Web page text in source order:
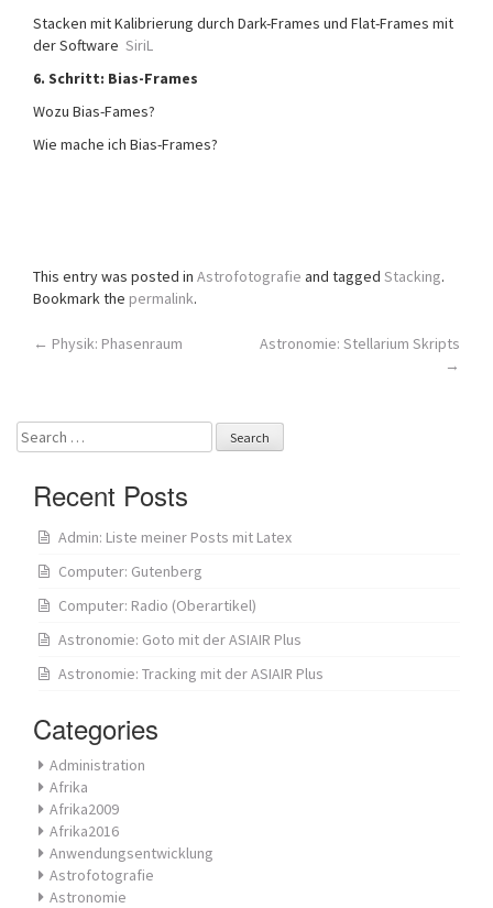
Stacken mit Kalibrierung durch Dark-Frames und Flat-Frames mit
der Software SiriL
6. Schritt: Bias-Frames
Wozu Bias-Fames?
Wie mache ich Bias-Frames?
This entry was posted in Astrofotografie and tagged Stacking.
Bookmark the permalink.
Post
← Physik: Phasenraum
Astronomie: Stellarium Skripts
→
Search
for:
Recent Posts
Admin: Liste meiner Posts mit Latex
Computer: Gutenberg
Computer: Radio (Oberartikel)
Astronomie: Goto mit der ASIAIR Plus
Astronomie: Tracking mit der ASIAIR Plus
Categories
Administration
Afrika
Afrika2009
Afrika2016
Anwendungsentwicklung
Astrofotografie
Astronomie